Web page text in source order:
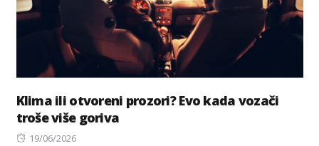
Klima ili otvoreni prozori? Evo kada vozači
troše više goriva
Posted
19/06/2026